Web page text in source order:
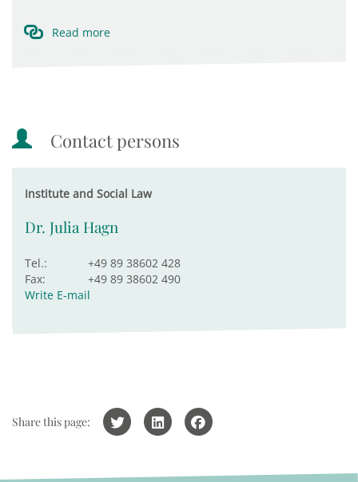
Read more
Contact persons
Institute and Social Law
Dr. Julia Hagn
Tel.:
+49 89 38602 428
Fax:
+49 89 38602 490
Write E-mail
Share this page: